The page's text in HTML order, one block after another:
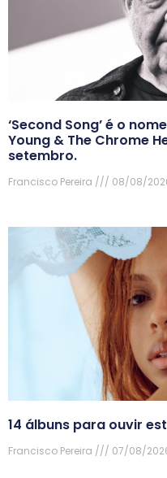
‘Second Song’ é o
Young & The Chrome
setembro.
Francisco Pereira 08/08/
14 álbuns para ouvir
Francisco Pereira 07/08/